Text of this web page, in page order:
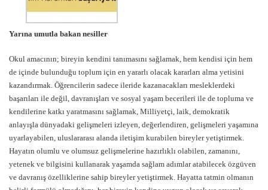
Yarına umutla bakan nesiller
Okul amacının; bireyin kendini tanımasını sağlamak, hem kendisi için hem
de içinde bulunduğu toplum için en yararlı olacak kararları alma yetisini
kazandırmak. Öğrencilerin sadece ileride kazanacakları mesleklerdeki
başarıları ile değil, davranışları ve sosyal yaşam becerileri ile de topluma ve
kendilerine katkı yaratmasını sağlamak, Milliyetçi, laik, demokratik
anlayışla dünyadaki gelişmeleri izleyen, değerlendiren, gelişmeleri yaşamına
uyarlayabilen, uluslararası alanda iletişim kurabilen bireyler yetiştirmek.
Hayatın olumlu ve olumsuz gelişmelerine hazırlıklı olabilen, zamanını,
yetenek ve bilgisini kullanarak yaşamda sağlam adımlar atabilecek özgüven
ve davranış özelliklerine sahip bireyler yetiştirmek. Hayatta tatmin olmanın